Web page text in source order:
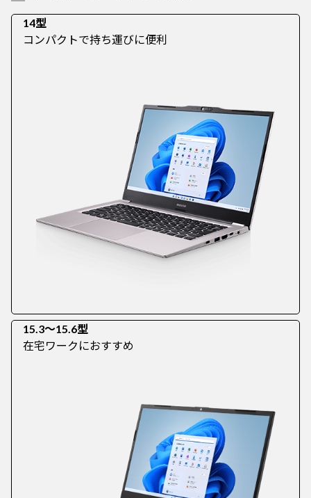
14型
コンパクトで持ち運びに便利
15.3～15.6型
在宅ワークにおすすめ